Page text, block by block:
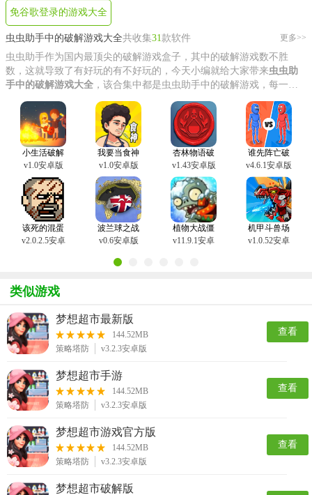
免谷歌登录的游戏大全
虫虫助手中的破解游戏大全共收集31款软件 更多>>
虫虫助手作为国内最顶尖的破解游戏盒子，其中的破解游戏数不胜
数，这就导致了有好玩的有不好玩的，今天小编就给大家带来虫虫助
手中的破解游戏大全 ，该合集中都是虫虫助手中的破解游戏，每一个
都非常的好玩，其中有超市模拟器的无限金币版、欢乐钓鱼大师的无
限金币钻石版本、植物大战僵尸的免费内购版本、小生活的内置菜单
版本，喜欢破解游戏的玩家千万不要错过这个合集，赶快下载游戏游
玩吧。
小生活破解
版游戏(内置
菜单)最新版
v1.0安卓版
我要当食神
破解版
v1.0安卓版
杏林物语破
解版
v1.43安卓版
谁先阵亡破
解版
v4.6.1安卓版
该死的混蛋
破解版游戏
v2.0.2.5安卓
波兰球之战
破解版
v0.6安卓版
植物大战僵
尸2无限免费
v11.9.1安卓
机甲斗兽场
手游
v1.0.52安卓
类似游戏
梦想超市最新版
144.52MB
策略塔防
v3.2.3安卓版
查看
梦想超市手游
144.52MB
策略塔防
v3.2.3安卓版
查看
梦想超市游戏官方版
144.52MB
策略塔防
v3.2.3安卓版
查看
梦想超市破解版